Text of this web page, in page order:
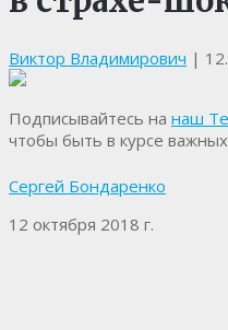
Виктор Владимирович |
Подписывайтесь на наш
чтобы быть в курсе
Сергей Бондаренко
12 октября 2018 г.